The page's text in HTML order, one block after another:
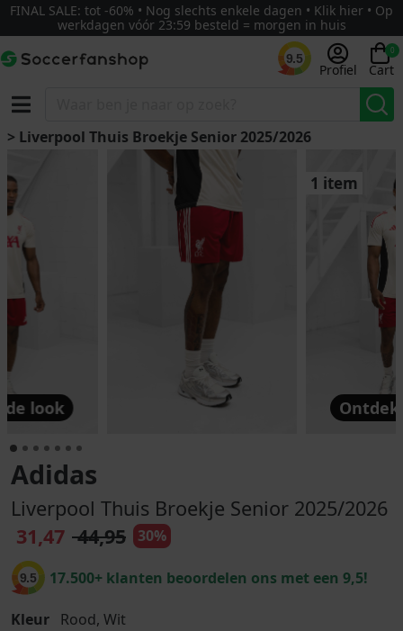
FINAL SALE: tot -60% • Nog slechts enkele dagen • Klik hier • Op
werkdagen vóór 23:59 besteld = morgen in huis
9.5
Profiel
0
Cart
> Liverpool Thuis Broekje Senior 2025/2026
de look
1 item
Adidas
Liverpool Thuis Broekje Senior 2025/2026
31,47 44,95 30%
9.5 17.500+ klanten beoordelen ons met een 9,5!
Kleur Rood, Wit